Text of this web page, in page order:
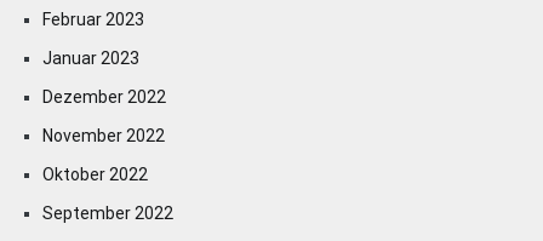
Februar 2023
Januar 2023
Dezember 2022
November 2022
Oktober 2022
September 2022